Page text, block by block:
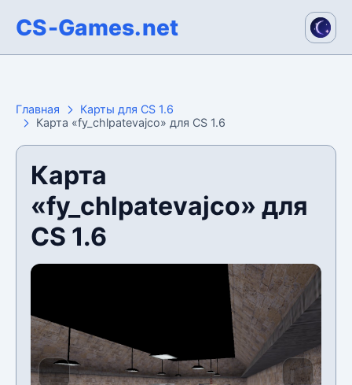
CS-Games.net
Главная
Карты для CS 1.6
Карта «fy_chlpatevajco» для CS 1.6
Карта
«fy_chlpatevajco» для
CS 1.6